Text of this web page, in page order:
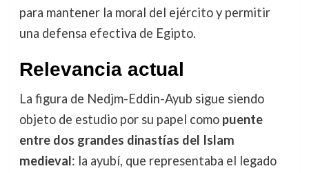
para mantener la moral del ejército y permitir
una defensa efectiva de Egipto.
Relevancia actual
La figura de Nedjm-Eddin-Ayub sigue siendo
objeto de estudio por su papel como puente
entre dos grandes dinastías del Islam
medieval: la ayubí, que representaba el legado